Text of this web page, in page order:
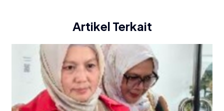
Artikel Terkait